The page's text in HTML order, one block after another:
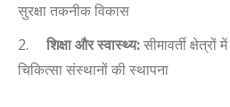
सुरक्षा तकनीक विकास
2.
शिक्षा और स्वास्थ्य:सीमावर्ती
चिकित्सा संस्थानों की स्थापना